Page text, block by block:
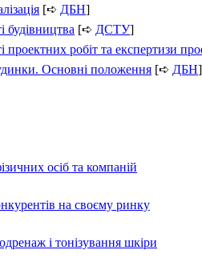
[➪ ДБН]
[➪ ДСТУ]
робіт та експертизи
Основні положення [➪ ДБН]
осіб та компаній
на своєму ринку
і тонізування шкіри